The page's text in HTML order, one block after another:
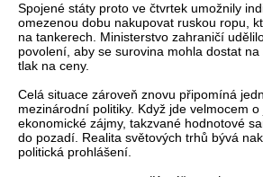
Spojené státy proto ve čtvrtek umožnily
omezenou dobu nakupovat ruskou ropu,
na tankerech. Ministerstvo zahraničí
povolení, aby se surovina mohla dostat
tlak na ceny.
Celá situace zároveň znovu připomíná
mezinárodní politiky. Když jde velmocem
ekonomické zájmy, takzvané hodnotové
do pozadí. Realita světových trhů bývá
politická prohlášení.